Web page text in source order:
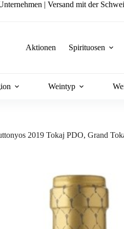
| Versand mit der
Aktionen Spirituosen
Weintyp
2019 Tokaj PDO, Grand